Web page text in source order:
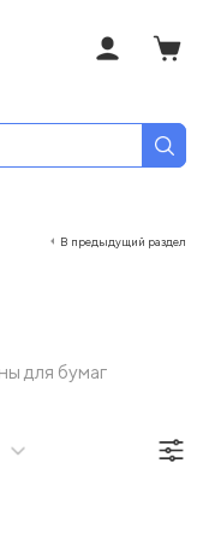
В предыдущий раздел
для бумаг